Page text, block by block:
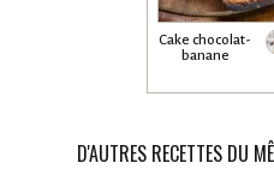
Cake chocolat-
banane
D'AUTRES RECETTES DU